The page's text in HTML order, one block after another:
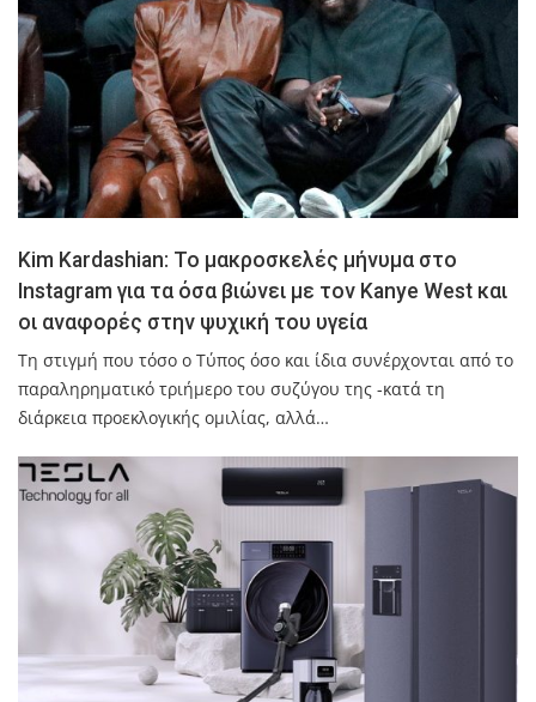
Kim Kardashian: Το μακροσκελές μήνυμα στο
Instagram για τα όσα βιώνει με τον Kanye West και
οι αναφορές στην ψυχική του υγεία
Τη στιγμή που τόσο ο Τύπος όσο και ίδια συνέρχονται από το
παραληρηματικό τριήμερο του συζύγου της -κατά τη
διάρκεια προεκλογικής ομιλίας, αλλά…